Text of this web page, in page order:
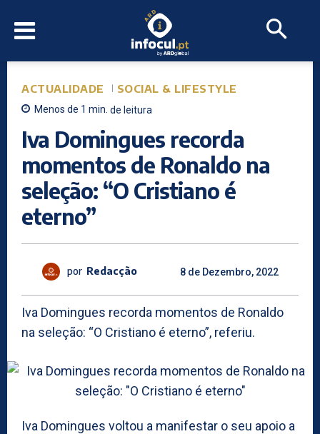
ACTUALIDADE SOCIAL & LIFESTYLE
Menos de 1 min. de leitura
Iva Domingues recorda
momentos de Ronaldo na
seleção: “O Cristiano é
eterno”
por Redacção 8 de Dezembro, 2022
Iva Domingues recorda momentos de Ronaldo
na seleção: “O Cristiano é eterno”, referiu.
Iva Domingues voltou a manifestar o seu apoio a